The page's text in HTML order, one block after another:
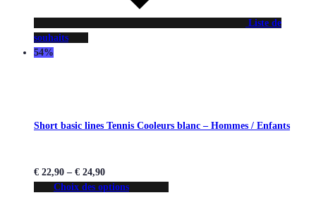
Liste de
souhaits
54%
Short basic lines Tennis Cooleurs blanc – Hommes / Enfants
€ 22,90 – € 24,90
Choix des options